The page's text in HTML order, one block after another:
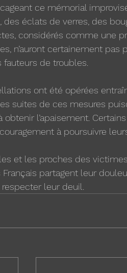
ce mémorial
éclats de verres, des
considérés comme une
n’auront certainement pas
de troubles.
ont été opérées
suites de ces mesures
l’apaisement.
à poursuivre
et les proches des
partagent leur
leur deuil.